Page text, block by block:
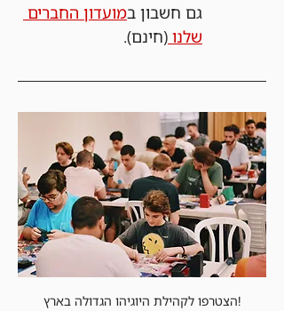
גם חשבון במועדון החברים
שלנו (חינם).
הצטרפו לקהילת היוגיהו הגדולה בארץ!